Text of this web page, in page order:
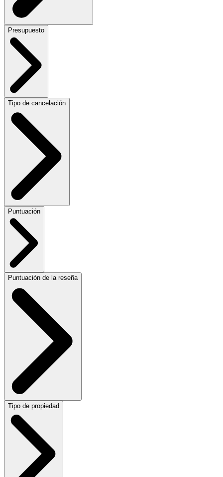
Presupuesto
Tipo de cancelación
Puntuación
Puntuación de la reseña
Tipo de propiedad